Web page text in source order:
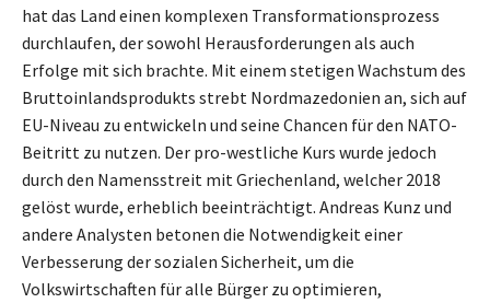
hat das Land einen komplexen Transformationsprozess
durchlaufen, der sowohl Herausforderungen als auch
Erfolge mit sich brachte. Mit einem stetigen Wachstum des
Bruttoinlandsprodukts strebt Nordmazedonien an, sich auf
EU-Niveau zu entwickeln und seine Chancen für den NATO-
Beitritt zu nutzen. Der pro-westliche Kurs wurde jedoch
durch den Namensstreit mit Griechenland, welcher 2018
gelöst wurde, erheblich beeinträchtigt. Andreas Kunz und
andere Analysten betonen die Notwendigkeit einer
Verbesserung der sozialen Sicherheit, um die
Volkswirtschaften für alle Bürger zu optimieren,